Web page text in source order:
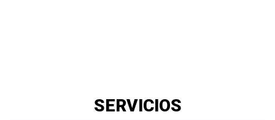
SERVICIOS